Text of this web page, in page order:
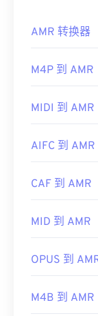
DirectShow
首次发行：
https://
数3G 移动设
来打开。
可以打开
且主要处理
首次发行：
AMR 转换器
M4P 到 AMR
MIDI 到 AMR
AIFC 到 AMR
CAF 到 AMR
MID 到 AMR
OPUS 到
M4B 到 AMR